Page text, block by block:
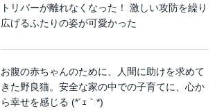
トリバーが離れなくなった！ 激しい攻防を繰り
広げるふたりの姿が可愛かった
お腹の赤ちゃんのために、人間に助けを求めて
きた野良猫。安全な家の中での子育てに、心か
ら幸せを感じる (*´ｪ｀*)